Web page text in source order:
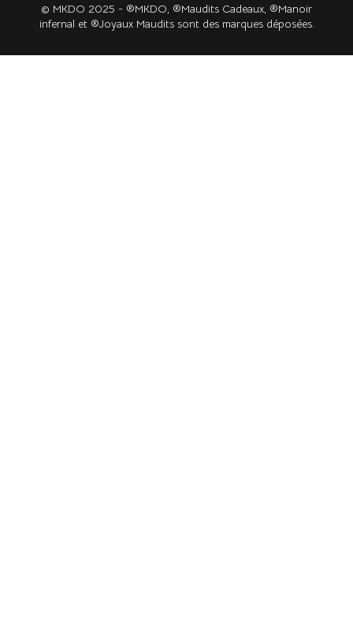
© MKDO 2025 - ®MKDO, ®Maudits Cadeaux, ®Manoir
infernal et ®Joyaux Maudits sont des marques déposées.​